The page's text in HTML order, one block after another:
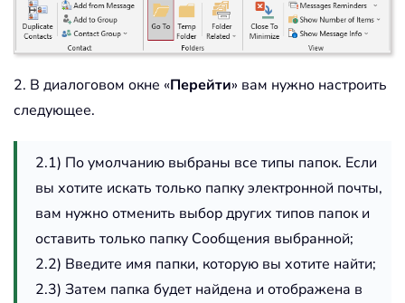
2. В диалоговом окне «Перейти» вам нужно настроить
следующее.
2.1) По умолчанию выбраны все типы папок. Если
вы хотите искать только папку электронной почты,
вам нужно отменить выбор других типов папок и
оставить только папку Сообщения выбранной;
2.2) Введите имя папки, которую вы хотите найти;
2.3) Затем папка будет найдена и отображена в